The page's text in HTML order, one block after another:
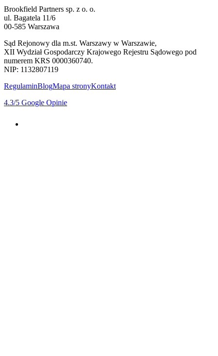
Brookfield Partners sp. z o. o.
ul. Bagatela 11/6
00-585 Warszawa
Sąd Rejonowy dla m.st. Warszawy w Warszawie,
XII Wydział Gospodarczy Krajowego Rejestru Sądowego pod
numerem KRS 0000360740.
NIP: 1132807119
RegulaminBlogMapa stronyKontakt
4.3/5 Google Opinie